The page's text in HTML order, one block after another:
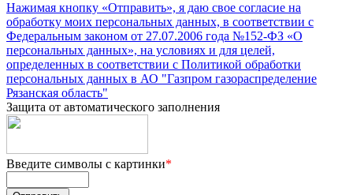
Нажимая кнопку «Отправить», я даю свое согласие на
обработку моих персональных данных, в соответствии с
Федеральным законом от 27.07.2006 года №152-ФЗ «О
персональных данных», на условиях и для целей,
определенных в соответствии с Политикой обработки
персональных данных в АО "Газпром газораспределение
Рязанская область"
Защита от автоматического заполнения
Введите символы с картинки*